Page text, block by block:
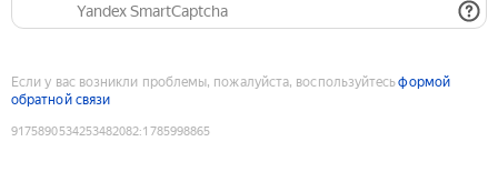
Yandex SmartCaptcha
Если у вас возникли проблемы, пожалуйста, воспользуйтесьформой
обратной связи
9175890534253482082:1785998865